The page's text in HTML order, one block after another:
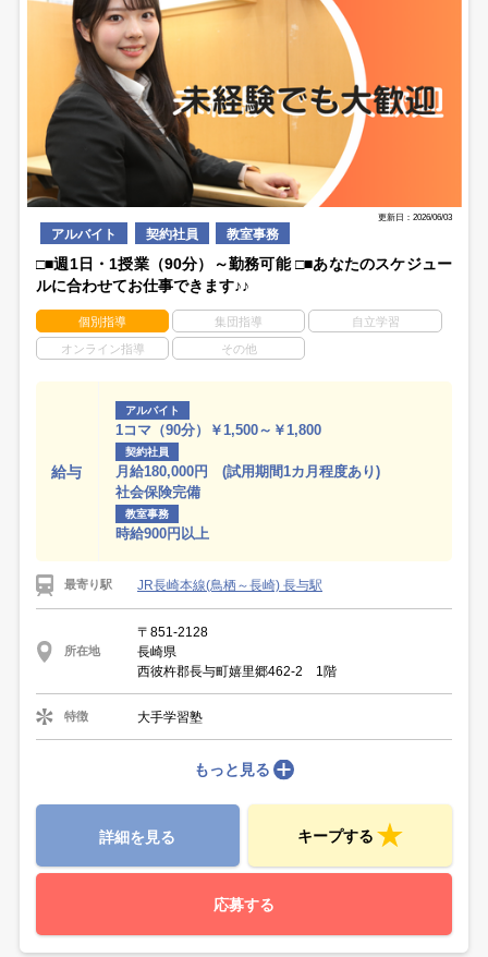
更新日：2026/06/03
アルバイト 契約社員 教室事務
□■週1日・1授業（90分）～勤務可能 □■あなたのスケジュー
ルに合わせてお仕事できます♪♪
個別指導 集団指導 自立学習
オンライン指導 その他
給与
アルバイト
1コマ（90分）￥1,500～￥1,800
契約社員
月給180,000円 (試用期間1カ月程度あり)
社会保険完備
教室事務
時給900円以上
最寄り駅 JR長崎本線(鳥栖～長崎) 長与駅
所在地
〒851-2128
長崎県
西彼杵郡長与町嬉里郷462-2 1階
特徴 大手学習塾
もっと見る
詳細を見る キープする
応募する